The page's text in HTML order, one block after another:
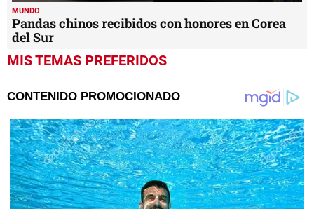
MUNDO
Pandas chinos recibidos con honores en Corea
del Sur
MIS TEMAS PREFERIDOS